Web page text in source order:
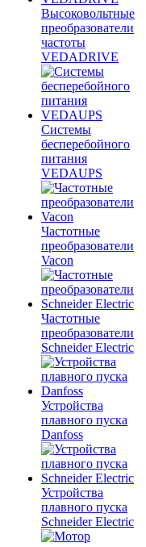
Высоковольтные
преобразователи
частоты
VEDADRIVE
Системы
бесперебойного
питания
VEDAUPS
Частотные
преобразователи
Vacon
Частотные
преобразователи
Schneider Electric
Устройства
плавного пуска
Danfoss
Устройства
плавного пуска
Schneider Electric